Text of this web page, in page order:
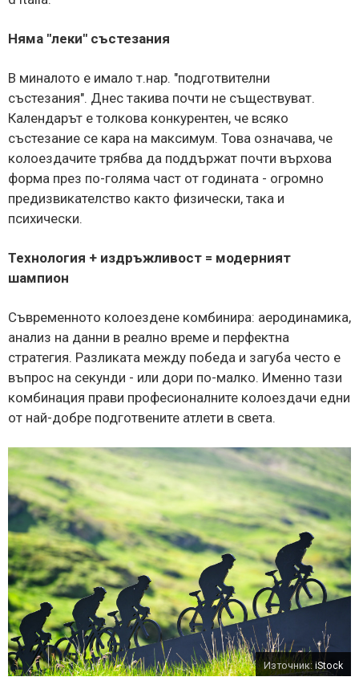
Няма "леки" състезания
В миналото е имало т.нар. "подготвителни
състезания". Днес такива почти не съществуват.
Календарът е толкова конкурентен, че всяко
състезание се кара на максимум. Това означава, че
колоездачите трябва да поддържат почти върхова
форма през по-голяма част от годината - огромно
предизвикателство както физически, така и
психически.
Технология + издръжливост = модерният
шампион
Съвременното колоездене комбинира: аеродинамика,
анализ на данни в реално време и перфектна
стратегия. Разликата между победа и загуба често е
въпрос на секунди - или дори по-малко. Именно тази
комбинация прави професионалните колоездачи едни
от най-добре подготвените атлети в света.
Източник: iStock